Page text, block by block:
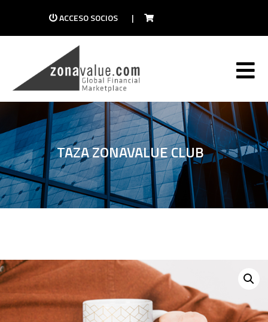
ACCESO SOCIOS |
TAZA ZONAVALUE CLUB